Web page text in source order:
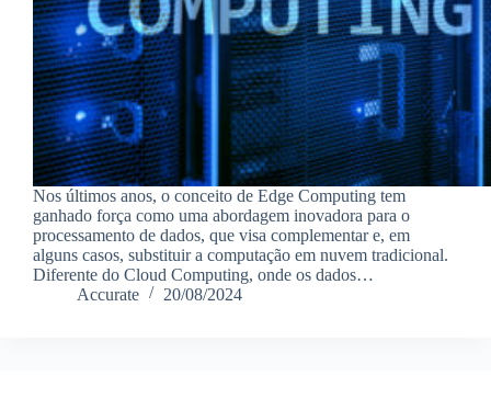
Nos últimos anos, o conceito de Edge Computing tem
ganhado força como uma abordagem inovadora para o
processamento de dados, que visa complementar e, em
alguns casos, substituir a computação em nuvem tradicional.
Diferente do Cloud Computing, onde os dados…
Accurate
20/08/2024